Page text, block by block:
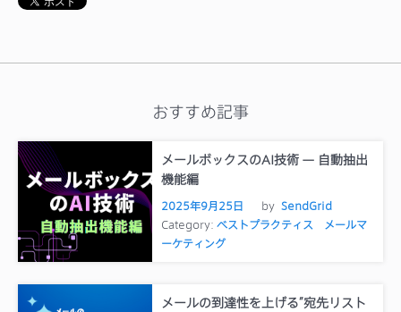
おすすめ記事
メールボックスのAI技術 — 自動抽出
機能編
2025年9月25日 by SendGrid
Category: ベストプラクティス
メールマ
ーケティング
メールの到達性を上げる”宛先リスト